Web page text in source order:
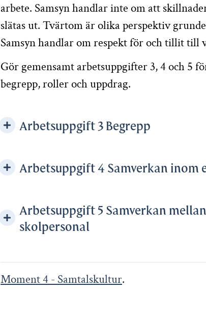
arbete. Samsyn handlar inte om att
slätas ut. Tvärtom är olika perspektiv
Samsyn handlar om respekt för och tillit till
Gör gemensamt arbetsuppgifter 3, 4 och 5
begrepp, roller och uppdrag.
Arbetsuppgift 3 Begrepp
Arbetsuppgift 4 Samverkan inom
Arbetsuppgift 5 Samverkan
skolpersonal
Moment 4 - Samtalskultur.